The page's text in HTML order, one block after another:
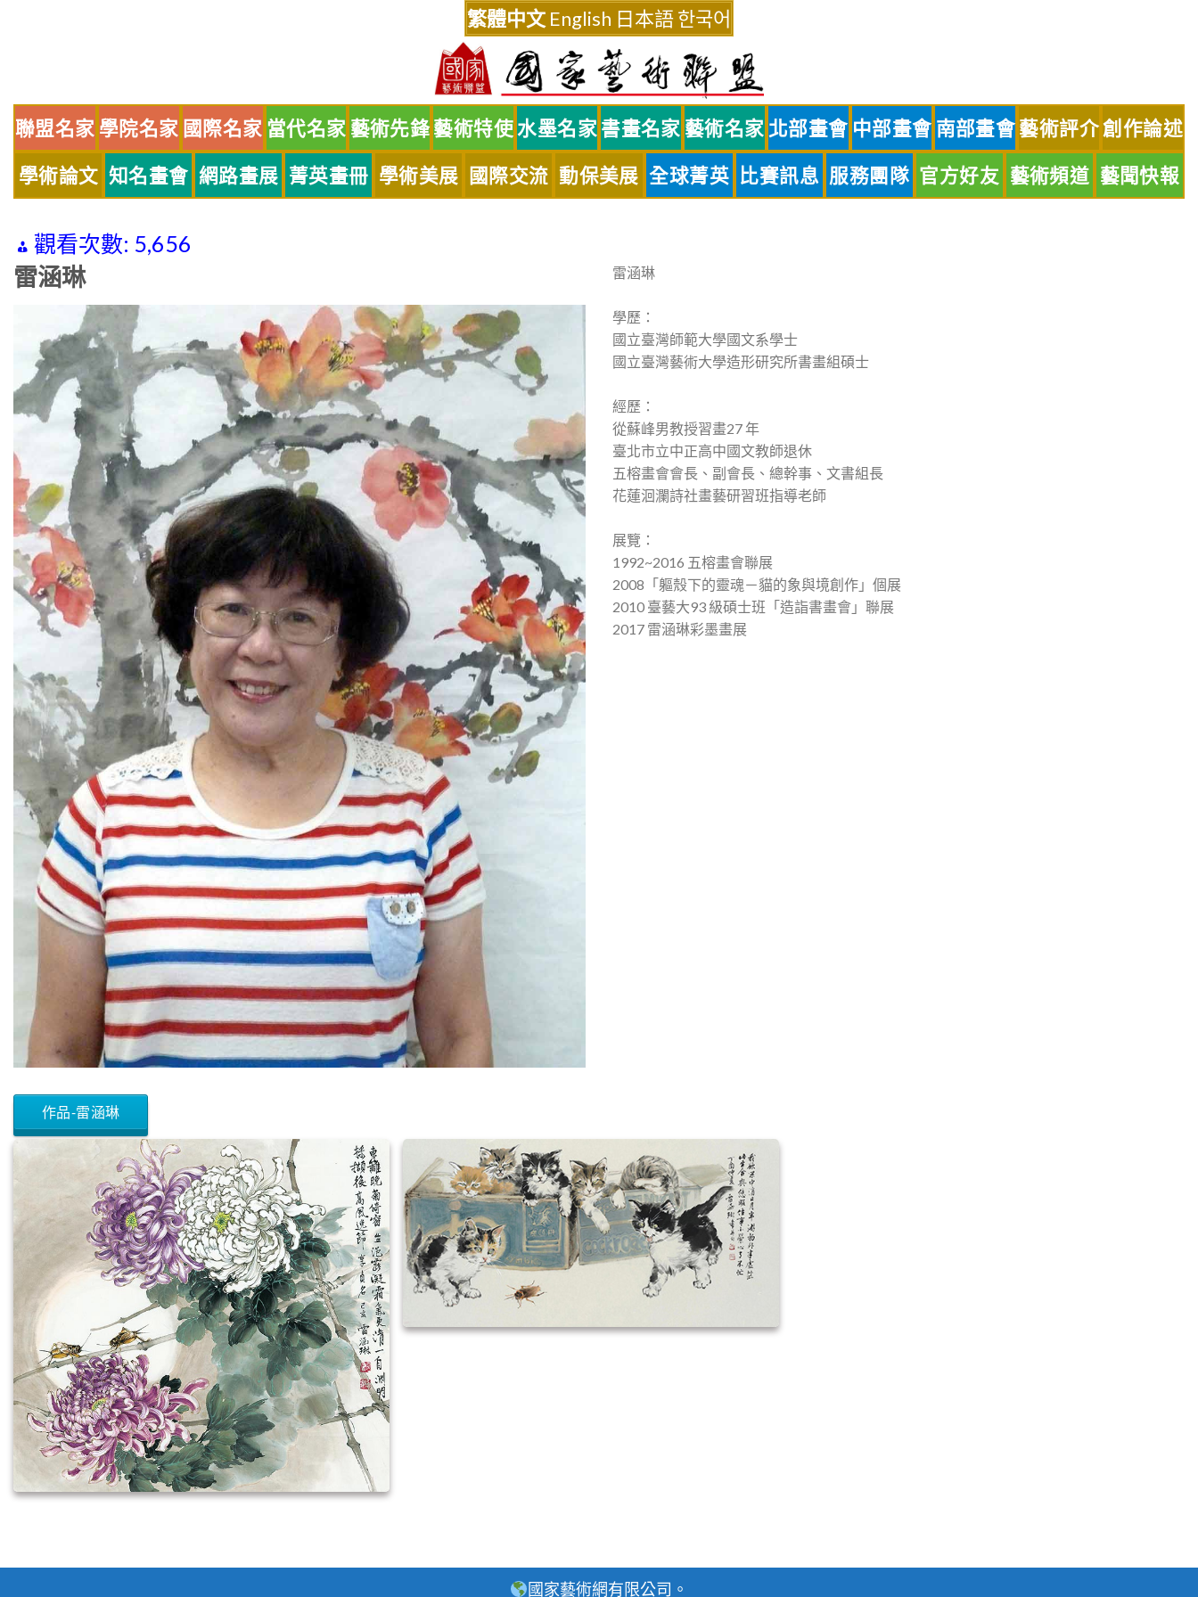
繁體中文 English 日本語한국어
聯盟名家 學院名家 國際名家 當代名家 藝術先鋒藝術特使水墨名家 書畫名家 藝術名家 北部畫會 中部畫會 南部畫會藝術評介創作論述
學術論文 知名畫會 網路畫展 菁英畫冊 學術美展 國際交流 動保美展 全球菁英 比賽訊息 服務團隊 官方好友 藝術頻道 藝聞快報
觀看次數: 5,656
雷涵琳 雷涵琳
學歷：
國立臺灣師範大學國文系學士
國立臺灣藝術大學造形研究所書畫組碩士
經歷：
從蘇峰男教授習畫27 年
臺北市立中正高中國文教師退休
五榕畫會會長、副會長、總幹事、文書組長
花蓮洄瀾詩社畫藝研習班指導老師
展覽：
1992~2016 五榕畫會聯展
2008「軀殼下的靈魂－貓的象與境創作」個展
2010 臺藝大93 級碩士班「造詣書畫會」聯展
2017 雷涵琳彩墨畫展
作品-雷涵琳
國家藝術網有限公司。